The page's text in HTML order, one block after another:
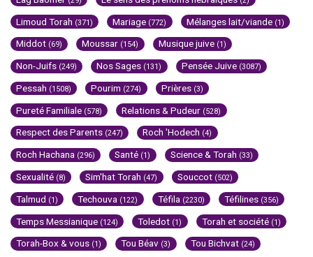
Limoud Torah (371) Mariage (772) Mélanges lait/viande (1)
Middot (69) Moussar (154) Musique juive (1)
Non-Juifs (249) Nos Sages (131) Pensée Juive (3087)
Pessah (1508) Pourim (274) Prières (3)
Pureté Familiale (578) Relations & Pudeur (528)
Respect des Parents (247) Roch 'Hodech (4)
Roch Hachana (296) Santé (1) Science & Torah (33)
Sexualité (8) Sim'hat Torah (47) Souccot (502)
Talmud (1) Techouva (122) Téfila (2230) Téfilines (356)
Temps Messianique (124) Toledot (1) Torah et société (1)
Torah-Box & vous (1) Tou Béav (3) Tou Bichvat (24)